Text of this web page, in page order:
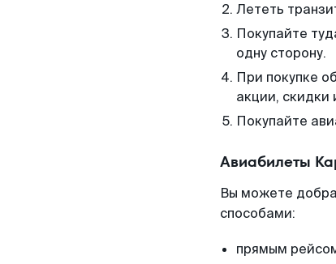
Лететь
Покупайте
одну сторону.
При покупке
акции,
Покупайте
Авиабилеты
Вы можете
способами:
прямым